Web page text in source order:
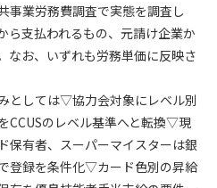
事業労務費調査で実態を調査し
ら支払われるもの、元請け企業か
なお、いずれも労務単価に反映さ
としては▽協力会対象にレベル別
CCUSのレベル基準へと転換▽現
保有者、スーパーマイスターは銀
登録を条件化▽カード色別の昇給
項に虚偽があった場合
手続き通りに会員申込手続き処
とを不適当と判断した場合
認した会員が前項の何れかに該
会員資格を取り消すことがあり
管理）